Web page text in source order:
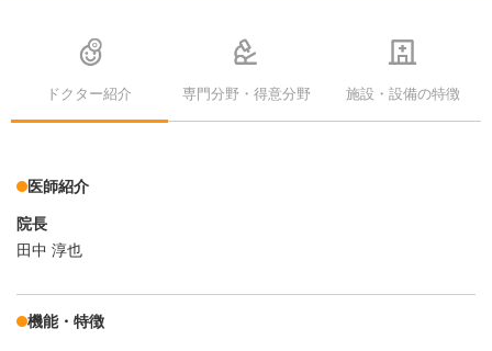
ドクター紹介 専門分野・得意分野 施設・設備の特徴
医師紹介
院長
田中 淳也
機能・特徴